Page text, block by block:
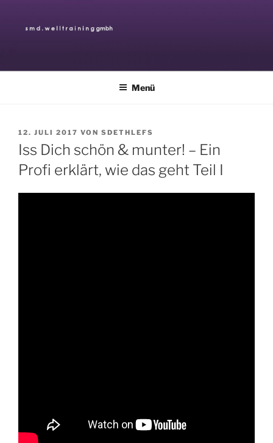
SMD.WELLTRAINING GMBH
Menü
VERÖFFENTLICHT
AM
12. JULI 2017 VON SDETHLEFS
Iss Dich schön & munter! – Ein
Profi erklärt, wie das geht Teil I